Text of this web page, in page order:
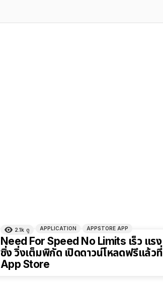
2.1k ดู APPLICATION APPSTORE APP
Need For Speed No Limits เร็ว แรง
ซิ่ง วิ่งเต็มพิกัด เปิดดาวน์โหลดฟรีแล้วที่
App Store